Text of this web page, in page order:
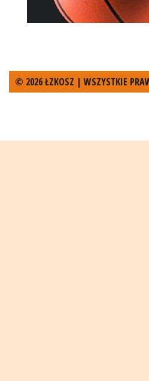
© 2026 ŁZKOSZ | WSZYSTKIE